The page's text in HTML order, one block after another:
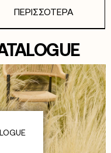
ΠΕΡΙΣΣΟΤΕΡΑ